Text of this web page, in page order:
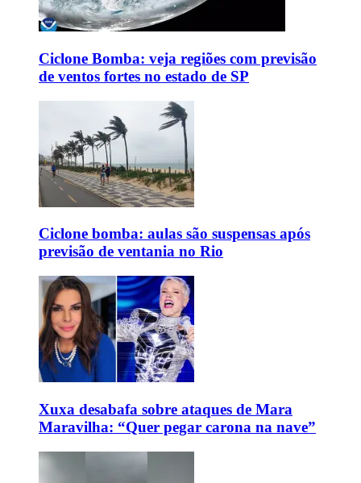
Ciclone Bomba: veja regiões com previsão
de ventos fortes no estado de SP
Ciclone bomba: aulas são suspensas após
previsão de ventania no Rio
Xuxa desabafa sobre ataques de Mara
Maravilha: “Quer pegar carona na nave”